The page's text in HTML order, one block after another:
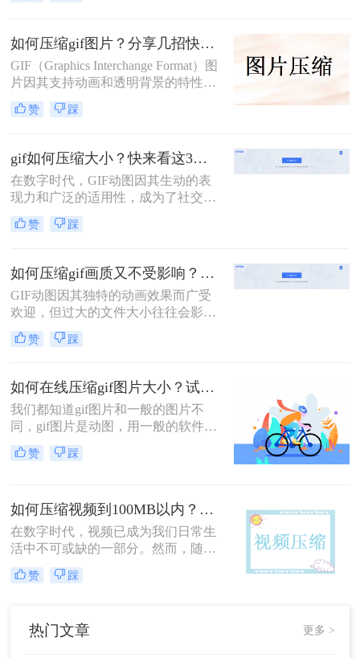
500kb呢？本文将介绍两种将动图压
缩到500KB的方法。
如何压缩gif图片？分享几招快速压缩动图的方法
GIF（Graphics Interchange Format）图
片因其支持动画和透明背景的特性，
在网络上广泛应用。然而，高质量的
GIF图片往往伴随着较大的文件体
还可能影响网页加载速度。因此，学
习如何压缩gif图片变得尤为重要。本
文将介绍几种有效的GIF图片压缩方
法，帮助您轻松减小GIF文件的大
小。
赞 踩
gif如何压缩大小？快来看这3个压缩方法！
在数字时代，GIF动图因其生动的表
现力和广泛的适用性，成为了社交媒
体、网页设计、即时通讯等多个领域
的宠儿。然而，随着图像质量的提升
也越来越大，这不仅影响了加载速
度，还可能导致上传失败。因此，学
会gif如何压缩大小，同时保持良好的
视觉效果，显得尤为重要。本文将介
绍三种高效的GIF压缩方法，帮助您
轻松应对这一挑战。
赞 踩
如何压缩gif画质又不受影响？学会二招搞定压缩！
GIF动图因其独特的动画效果而广受
欢迎，但过大的文件大小往往会影响
加载速度和分享体验。如何压缩gif画
质又不受影响，成为了许多用户关注
图的方法，旨在帮助你在不损失画质
的情况下减小文件大小。
赞 踩
如何在线压缩gif图片大小？试试这个方法！
我们都知道gif图片和一般的图片不
同，gif图片是动图，用一般的软件压
缩gif图片，压缩完图片就不会动了，
所以压缩gif图片还真不是件简单的事
能找到很多在线压缩工具，可以实现
在线压缩gif图片大小，下面给大家推
荐一款在线压缩gif图片大小的工具，
赞 踩
如何压缩视频到100MB以内？教你3个简单的方法！
在数字时代，视频已成为我们日常生
活中不可或缺的一部分。然而，随着
视频质量的提升，文件大小也相应增
加，这给我们的存储和分享带来了不
赞 踩
热门文章 更多 >